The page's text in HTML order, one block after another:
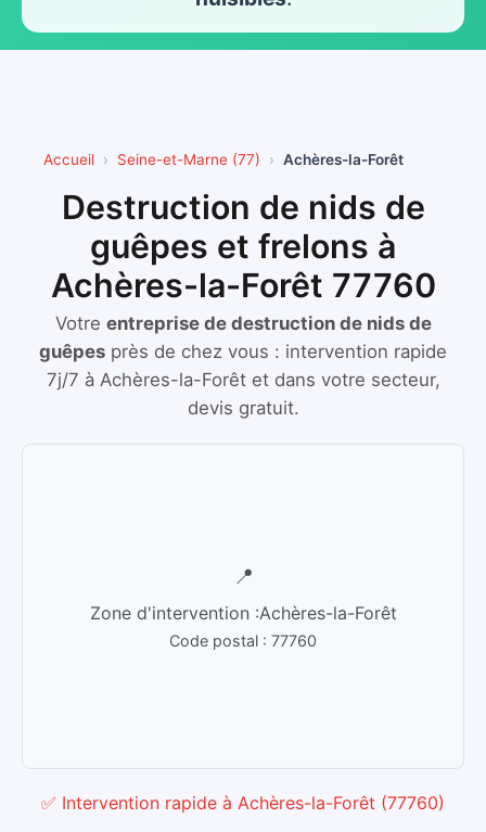
Accueil Seine-et-Marne (77) Achères-la-Forêt
Destruction de nids de
guêpes et frelons à
Achères-la-Forêt 77760
Votre entreprise de destruction de nids de
guêpes près de chez vous : intervention rapide
7j/7 à Achères-la-Forêtet dans votre secteur,
devis gratuit.
📍
Zone d'intervention :Achères-la-Forêt
Code postal : 77760
✅ Intervention rapide à Achères-la-Forêt (77760)